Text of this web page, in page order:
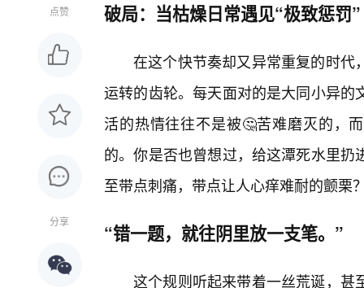
点赞
分享
破局：当枯燥日常遇见“极致惩罚”
在这个快节奏却又异常重复的时代
运转的齿轮。每天面对的是大同小异
活的热情往往不是被🤔苦难磨灭的，
的。你是否也曾想过，给这潭死水里
至带点刺痛，带点让人心痒难耐的颤栗
“错一题，就往阴里放一支笔。”
这个规则听起来带着一丝荒诞，甚